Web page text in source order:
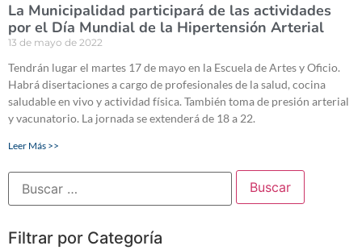
La Municipalidad participará de las actividades
por el Día Mundial de la Hipertensión Arterial
13 de mayo de 2022
Tendrán lugar el martes 17 de mayo en la Escuela de Artes y Oficio.
Habrá disertaciones a cargo de profesionales de la salud, cocina
saludable en vivo y actividad física. También toma de presión arterial
y vacunatorio. La jornada se extenderá de 18 a 22.
Leer Más >>
Filtrar por Categoría